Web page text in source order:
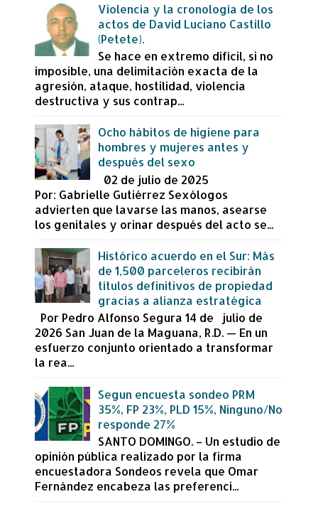
Violencia y la cronología de los
actos de David Luciano Castillo
(Petete).
Se hace en extremo difícil, si no
imposible, una delimitación exacta de la
agresión, ataque, hostilidad, violencia
destructiva y sus contrap...
Ocho hábitos de higiene para
hombres y mujeres antes y
después del sexo
02 de julio de 2025
Por: Gabrielle Gutiérrez Sexólogos
advierten que lavarse las manos, asearse
los genitales y orinar después del acto se...
Histórico acuerdo en el Sur: Más
de 1,500 parceleros recibirán
títulos definitivos de propiedad
gracias a alianza estratégica
Por Pedro Alfonso Segura 14 de julio de
2026 San Juan de la Maguana, R.D. — En un
esfuerzo conjunto orientado a transformar
la rea...
Segun encuesta sondeo PRM
35%, FP 23%, PLD 15%, Ninguno/No
responde 27%
SANTO DOMINGO. – Un estudio de
opinión pública realizado por la firma
encuestadora Sondeos revela que Omar
Fernández encabeza las preferenci...